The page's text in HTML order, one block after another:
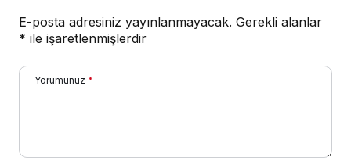
E-posta adresiniz yayınlanmayacak. Gerekli alanlar
* ile işaretlenmişlerdir
Yorumunuz *